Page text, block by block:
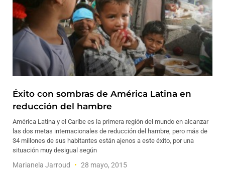
Éxito con sombras de América Latina en
reducción del hambre
América Latina y el Caribe es la primera región del mundo en alcanzar
las dos metas internacionales de reducción del hambre, pero más de
34 millones de sus habitantes están ajenos a este éxito, por una
situación muy desigual según
Marianela Jarroud 28 mayo, 2015